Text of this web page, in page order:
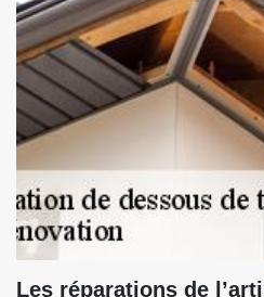
Les réparations de